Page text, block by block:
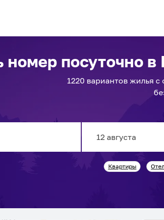
номер посуточно в
1220 вариантов жилья с
forwardКвартиры